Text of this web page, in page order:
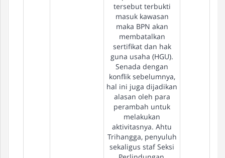
tersebut terbukti
masuk kawasan
maka BPN akan
membatalkan
sertifikat dan hak
guna usaha (HGU).
Senada dengan
konflik sebelumnya,
hal ini juga dijadikan
alasan oleh para
perambah untuk
melakukan
aktivitasnya. Ahtu
Trihangga, penyuluh
sekaligus staf Seksi